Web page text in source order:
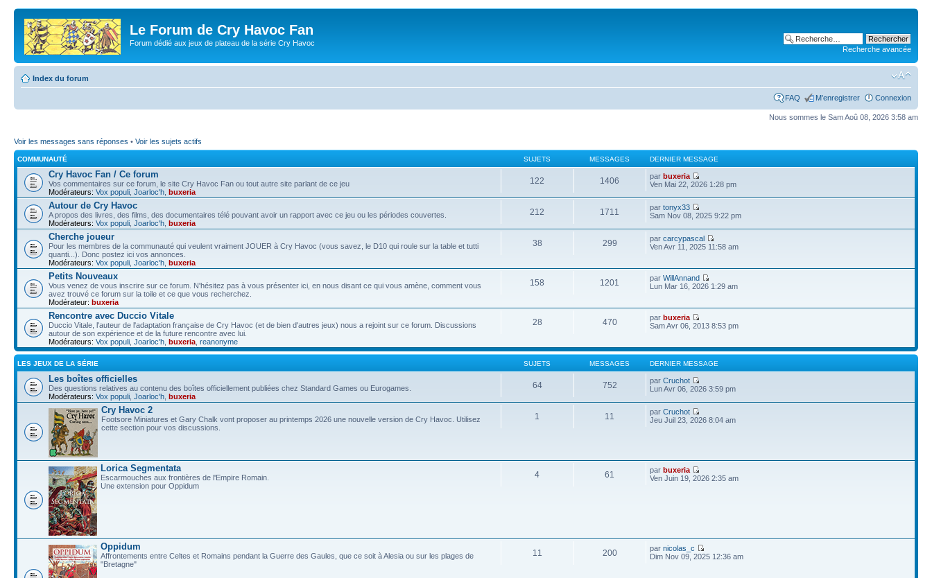
Le Forum de Cry Havoc Fan
Forum dédié aux jeux de plateau de la série Cry Havoc
Recherche avancée
Index du forum
FAQ M’enregistrer Connexion
Nous sommes le Sam Aoû 08, 2026 3:58 am
Voir les messages sans réponses • Voir les sujets actifs
COMMUNAUTÉ SUJETS MESSAGES DERNIER MESSAGE
Cry Havoc Fan / Ce forum
Vos commentaires sur ce forum, le site Cry Havoc Fan ou tout autre site parlant de ce jeu
Modérateurs: Vox populi Joarloc'h buxeria
122 1406 parbuxeria
Ven Mai 22, 2026 1:28 pm
Autour de Cry Havoc
A propos des livres, des films, des documentaires télé pouvant avoir un rapport avec ce jeu ou les périodes couvertes.
Modérateurs: Vox populi Joarloc'h buxeria
212 1711 partonyx33
Sam Nov 08, 2025 9:22 pm
Cherche joueur
Pour les membres de la communauté qui veulent vraiment JOUER à Cry Havoc (vous savez, le D10 qui roule sur la table et tutti
quanti...). Donc postez ici vos annonces.
Modérateurs: Vox populi Joarloc'h buxeria
38 299 parcarcypascal
Ven Avr 11, 2025 11:58 am
Petits Nouveaux
Vous venez de vous inscrire sur ce forum. N'hésitez pas à vous présenter ici, en nous disant ce qui vous amène, comment vous
avez trouvé ce forum sur la toile et ce que vous recherchez.
Modérateur: buxeria
158 1201 parWillAnnand
Lun Mar 16, 2026 1:29 am
Rencontre avec Duccio Vitale
Duccio Vitale, l'auteur de l'adaptation française de Cry Havoc (et de bien d'autres jeux) nous a rejoint sur ce forum. Discussions
autour de son expérience et de la future rencontre avec lui.
Modérateurs: Vox populi Joarloc'h buxeria reanonyme
28 470 parbuxeria
Sam Avr 06, 2013 8:53 pm
LES JEUX DE LA SÉRIE SUJETS MESSAGES DERNIER MESSAGE
Les boîtes officielles
Des questions relatives au contenu des boîtes officiellement publiées chez Standard Games ou Eurogames.
Modérateurs: Vox populi Joarloc'h buxeria
64 752 parCruchot
Lun Avr 06, 2026 3:59 pm
Cry Havoc 2
Footsore Miniatures et Gary Chalk vont proposer au printemps 2026 une nouvelle version de Cry Havoc. Utilisez
cette section pour vos discussions.
1 11 parCruchot
Jeu Juil 23, 2026 8:04 am
Lorica Segmentata
Escarmouches aux frontières de l'Empire Romain.
Une extension pour Oppidum
4 61 parbuxeria
Ven Juin 19, 2026 2:35 am
Oppidum
Affrontements entre Celtes et Romains pendant la Guerre des Gaules, que ce soit à Alesia ou sur les plages de
"Bretagne"
11 200 parnicolas_c
Dim Nov 09, 2025 12:36 am